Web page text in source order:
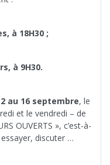
à 18H30 ;
à 9H30.
au 16 septembre, le
et le vendredi – de
OUVERTS », c’est-à-
discuter …